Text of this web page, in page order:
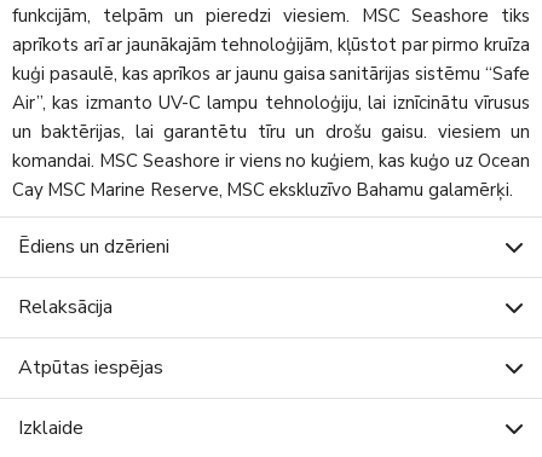
funkcijām, telpām un pieredzi viesiem. MSC Seashore tiks
aprīkots arī ar jaunākajām tehnoloģijām, kļūstot par pirmo kruīza
kuģi pasaulē, kas aprīkos ar jaunu gaisa sanitārijas sistēmu “Safe
Air”, kas izmanto UV-C lampu tehnoloģiju, lai iznīcinātu vīrusus
un baktērijas, lai garantētu tīru un drošu gaisu. viesiem un
komandai. MSC Seashore ir viens no kuģiem, kas kuģo uz Ocean
Cay MSC Marine Reserve, MSC ekskluzīvo Bahamu galamērķi.
Ēdiens un dzērieni
Relaksācija
Atpūtas iespējas
Izklaide